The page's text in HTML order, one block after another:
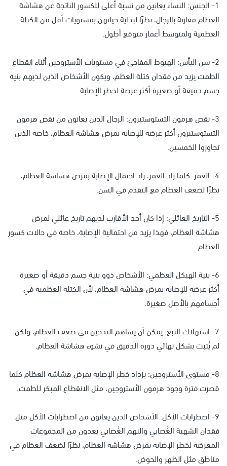
1- الجنس: النساء يعانين من نسبة أعلى للكسور الناتجة عن هشاشة
العظام مقارنة بالرجال، نظرًا لبداية حياتهن بمستويات أقل من الكتلة
العظمية ولمتوسط أعمار متوقع أطول.
2- سن اليأس: الهبوط المفاجئ في مستويات الأستروجين أثناء انقطاع
الطمث يزيد من فقدان كتلة العظم، ويكون الأشخاص الذين لديهم بنية
جسم دقيقة أو صغيرة أكثر عرضة لخطر الإصابة.
3- نقص هرمون التستوستيرون: الرجال الذين يعانون من نقص هرمون
التستوستيرون أكثر عرضه للإصابة بمرض هشاشة العظام، خاصة الذين
تجاوزوا الخمسين.
4- العمر: كلما زاد العمر، زاد احتمال الإصابة بمرض هشاشة العظام،
نظرًا لضعف العظام مع التقدم في السن.
5- التاريخ العائلي: إذا كان أحد الأقارب لديهم تاريخ عائلي لمرض
هشاشة العظام، فهذا يزيد من احتمالية الإصابة، خاصة في حالات كسور
العظام.
6- بنية الهيكل العظمي: الأشخاص ذوو بنية جسم دقيقة أو صغيرة
أكثر عرضة للإصابة بمرض هشاشة العظام، لأن الكتلة العظمية في
أجسامهم بالأصل صغيرة.
7- استهلاك التبغ: يمكن أن يساهم التدخين في ضعف العظام، ولكن
لم يُثبت بشكل نهائي دوره الدقيق في نشوء هشاشة العظام.
8- مستوى الأستروجين: يزداد خطر الإصابة بمرض هشاشة العظام كلما
قصرت فترة وجود هرمون الأستروجين، مثل الانقطاع المبكر للطمث.
9- اضطرابات الأكل: الأشخاص الذين يعانون من اضطرابات الأكل مثل
فقدان الشهية العُصابي والنهم العُصابي يعدون من المجموعات
المعرضة لخطر الإصابة بمرض هشاشة العظام، نظرًا لضعف العظام في
مناطق مثل الظهر والحوض.